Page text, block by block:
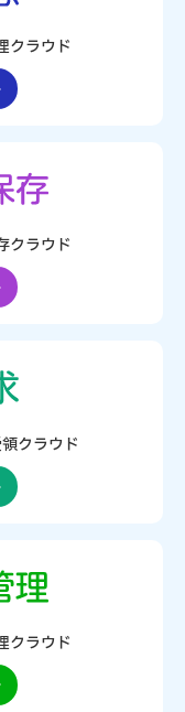
クラウド
クラウド
クラウド
クラウド